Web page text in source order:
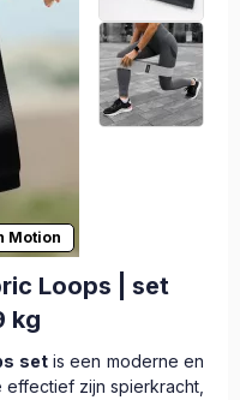
Motion
Loops | set
kg
setis een moderne en
zijn spierkracht,